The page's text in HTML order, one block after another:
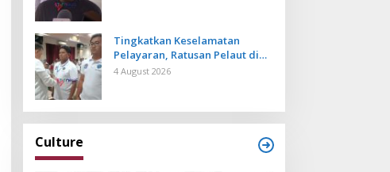
Tingkatkan Keselamatan
Pelayaran, Ratusan Pelaut di
Bali Ikuti Pelatihan MPR dan
4 August 2026
Culture